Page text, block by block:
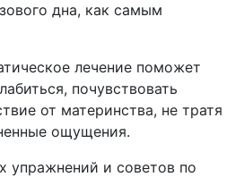
дна, как самым
лечение поможет
почувствовать
от материнства, не тратя
ощущения.
упражнений и советов по